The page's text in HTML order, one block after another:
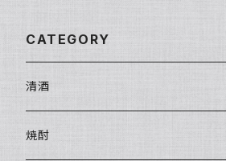
CATEGORY
清酒
1800ml
焼酎